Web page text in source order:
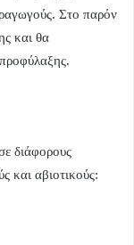
Στο παρόν
και θα
διάφορους
και αβιοτικούς: